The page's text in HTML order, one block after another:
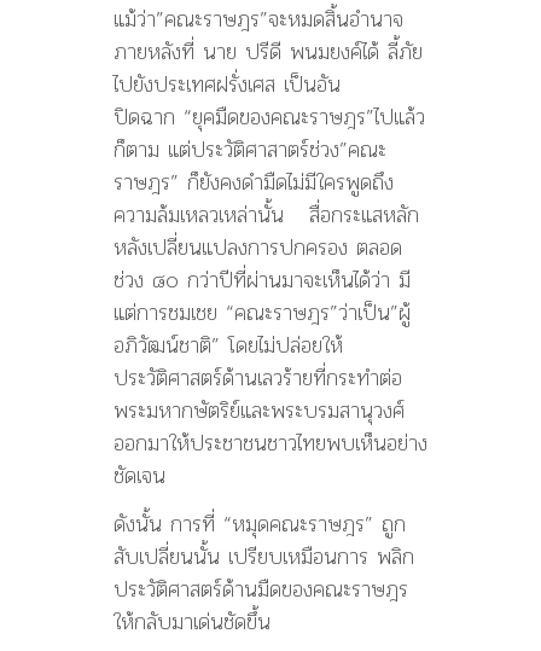
แม้ว่า”คณะราษฎร”จะหมดสิ้นอำนาจ
ภายหลังที่ นาย ปรีดี พนมยงค์ได้ ลี้ภัย
ไปยังประเทศฝรั่งเศส เป็นอัน
ปิดฉาก “ยุคมืดของคณะราษฎร”ไปแล้ว
ก็ตาม แต่ประวัติศาสาตร์ช่วง”คณะ
ราษฎร” ก็ยังคงดำมืดไม่มีใครพูดถึง
ความล้มเหลวเหล่านั้น สื่อกระแสหลัก
หลังเปลี่ยนแปลงการปกครอง ตลอด
ช่วง ๘๐ กว่าปีที่ผ่านมาจะเห็นได้ว่า มี
แต่การชมเชย “คณะราษฎร”ว่าเป็น”ผู้
อภิวัฒน์ชาติ” โดยไม่ปล่อยให้
ประวัติศาสตร์ด้านเลวร้ายที่กระทำต่อ
พระมหากษัตริย์และพระบรมสานุวงศ์
ออกมาให้ประชาชนชาวไทยพบเห็นอย่าง
ชัดเจน
ดังนั้น การที่ “หมุดคณะราษฎร” ถูก
สับเปลี่ยนนั้น เปรียบเหมือนการ พลิก
ประวัติศาสตร์ด้านมืดของคณะราษฎร
ให้กลับมาเด่นชัดขึ้น